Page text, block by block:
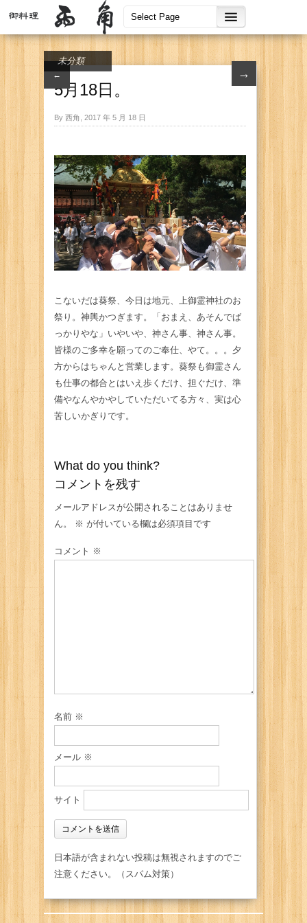
← →
未分類
5月18日。
By 西角, 2017 年 5 月 18 日
こないだは葵祭、今日は地元、上御霊神社のお
祭り。神輿かつぎます。「おまえ、あそんでば
っかりやな」いやいや、神さん事、神さん事。
皆様のご多幸を願ってのご奉仕、やて。。。夕
方からはちゃんと営業します。葵祭も御霊さん
も仕事の都合とはいえ歩くだけ、担ぐだけ、準
備やなんやかやしていただいてる方々、実は心
苦しいかぎりです。
What do you think?
コメントを残す
メールアドレスが公開されることはありませ
ん。
※ が付いている欄は必須項目です
コメント ※
名前 ※
メール ※
サイト
日本語が含まれない投稿は無視されますのでご
注意ください。（スパム対策）